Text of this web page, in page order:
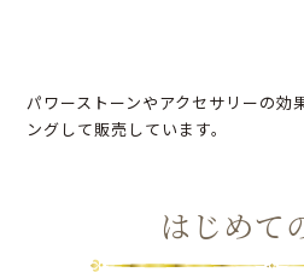
パワーストーンやアクセサリーの効
ングして販売しています。
はじめて